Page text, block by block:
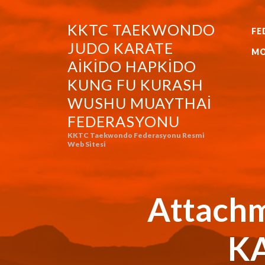
KKTC TAEKWONDO
JUDO KARATE
AIKIDO HAPKIDO
KUNG FU KURASH
WUSHU MUAYTHAI
FEDERASYONU
KKTC Taekwondo Federasyonu Resmi
Web Sitesi
KKTC TAEKWONDO JUDO